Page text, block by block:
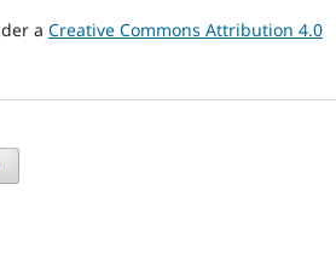
a Creative Commons Attribution 4.0